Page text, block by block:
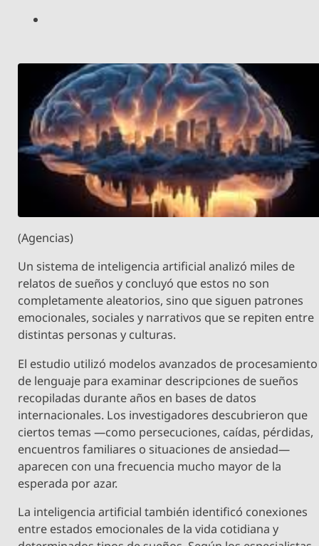
(Agencias)
Un sistema de inteligencia artificial analizó miles de
relatos de sueños y concluyó que estos no son
completamente aleatorios, sino que siguen patrones
emocionales, sociales y narrativos que se repiten entre
distintas personas y culturas.
El estudio utilizó modelos avanzados de procesamiento
de lenguaje para examinar descripciones de sueños
recopiladas durante años en bases de datos
internacionales. Los investigadores descubrieron que
ciertos temas —como persecuciones, caídas, pérdidas,
encuentros familiares o situaciones de ansiedad—
aparecen con una frecuencia mucho mayor de la
esperada por azar.
La inteligencia artificial también identificó conexiones
entre estados emocionales de la vida cotidiana y